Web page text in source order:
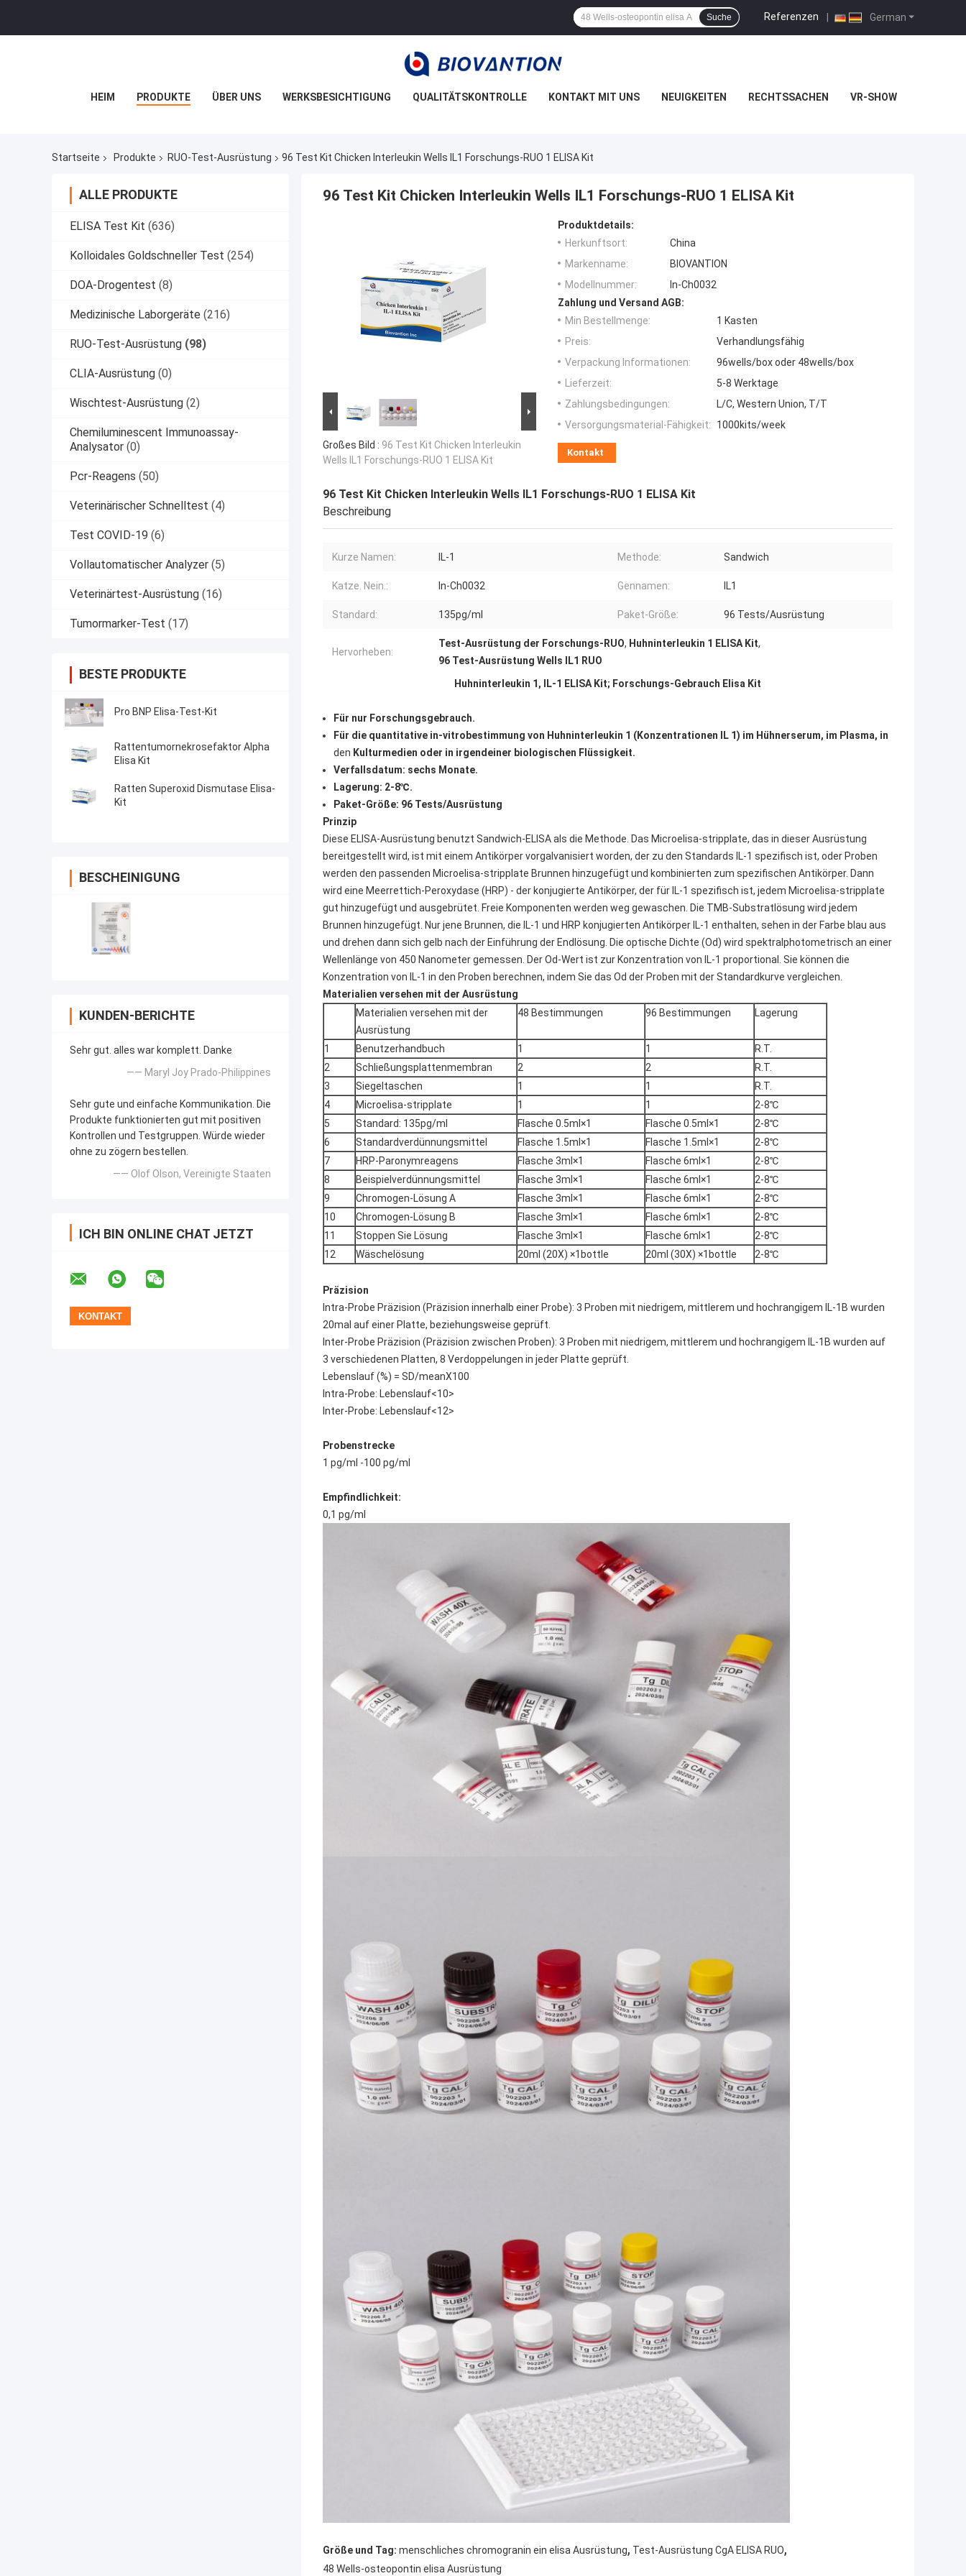
German
Referenzen |
Suche
HEIM PRODUKTE ÜBER UNS WERKSBESICHTIGUNG QUALITÄTSKONTROLLE KONTAKT MIT UNS NEUIGKEITEN RECHTSSACHEN VR-SHOW
Startseite Produkte RUO-Test-Ausrüstung 96 Test Kit Chicken Interleukin Wells IL1 Forschungs-RUO 1 ELISA Kit
ALLE PRODUKTE
ELISA Test Kit (636)
Kolloidales Goldschneller Test (254)
DOA-Drogentest (8)
Medizinische Laborgeräte (216)
RUO-Test-Ausrüstung (98)
CLIA-Ausrüstung (0)
Wischtest-Ausrüstung (2)
Chemiluminescent Immunoassay-
Analysator (0)
Pcr-Reagens (50)
Veterinärischer Schnelltest (4)
Test COVID-19 (6)
Vollautomatischer Analyzer (5)
Veterinärtest-Ausrüstung (16)
Tumormarker-Test (17)
BESTE PRODUKTE
Pro BNP Elisa-Test-Kit
Rattentumornekrosefaktor Alpha
Elisa Kit
Ratten Superoxid Dismutase Elisa-
Kit
BESCHEINIGUNG
KUNDEN-BERICHTE
Sehr gut. alles war komplett. Danke
—— Maryl Joy Prado-Philippines
Sehr gute und einfache Kommunikation. Die
Produkte funktionierten gut mit positiven
Kontrollen und Testgruppen. Würde wieder
ohne zu zögern bestellen.
—— Olof Olson, Vereinigte Staaten
ICH BIN ONLINE CHAT JETZT
96 Test Kit Chicken Interleukin Wells IL1 Forschungs-RUO 1 ELISA Kit
Großes Bild : 96 Test Kit Chicken Interleukin
Wells IL1 Forschungs-RUO 1 ELISA Kit
Produktdetails:
Herkunftsort:
China
Markenname:
BIOVANTION
Modellnummer:
In-Ch0032
Zahlung und Versand AGB:
Min Bestellmenge:
1 Kasten
Preis:
Verhandlungsfähig
Verpackung Informationen:
96wells/box oder 48wells/box
Lieferzeit:
5-8 Werktage
Zahlungsbedingungen:
L/C, Western Union, T/T
Versorgungsmaterial-Fähigkeit:
1000kits/week
Kontakt
96 Test Kit Chicken Interleukin Wells IL1 Forschungs-RUO 1 ELISA Kit
Beschreibung
Kurze Namen: IL-1 Methode: Sandwich
Katze. Nein.: In-Ch0032 Gennamen: IL1
Standard: 135pg/ml Paket-Größe: 96 Tests/Ausrüstung
Hervorheben:
Test-Ausrüstung der Forschungs-RUO, Huhninterleukin 1 ELISA Kit,
96 Test-Ausrüstung Wells IL1 RUO
Huhninterleukin 1, IL-1 ELISA Kit; Forschungs-Gebrauch Elisa Kit
Für nur Forschungsgebrauch.
Für die quantitative in-vitrobestimmung von Huhninterleukin 1 (Konzentrationen IL 1) im Hühnerserum, im Plasma, in
den Kulturmedien oder in irgendeiner biologischen Flüssigkeit.
Verfallsdatum: sechs Monate.
Lagerung: 2-8℃.
Paket-Größe: 96 Tests/Ausrüstung
Prinzip
Diese ELISA-Ausrüstung benutzt Sandwich-ELISA als die Methode. Das Microelisa-stripplate, das in dieser Ausrüstung
bereitgestellt wird, ist mit einem Antikörper vorgalvanisiert worden, der zu den Standards IL-1 spezifisch ist, oder Proben
werden den passenden Microelisa-stripplate Brunnen hinzugefügt und kombinierten zum spezifischen Antikörper. Dann
wird eine Meerrettich-Peroxydase (HRP) - der konjugierte Antikörper, der für IL-1 spezifisch ist, jedem Microelisa-stripplate
gut hinzugefügt und ausgebrütet. Freie Komponenten werden weg gewaschen. Die TMB-Substratlösung wird jedem
Brunnen hinzugefügt. Nur jene Brunnen, die IL-1 und HRP konjugierten Antikörper IL-1 enthalten, sehen in der Farbe blau aus
und drehen dann sich gelb nach der Einführung der Endlösung. Die optische Dichte (Od) wird spektralphotometrisch an einer
Wellenlänge von 450 Nanometer gemessen. Der Od-Wert ist zur Konzentration von IL-1 proportional. Sie können die
Konzentration von IL-1 in den Proben berechnen, indem Sie das Od der Proben mit der Standardkurve vergleichen.
Materialien versehen mit der Ausrüstung
Materialien versehen mit der
Ausrüstung
48 Bestimmungen 96 Bestimmungen Lagerung
1 Benutzerhandbuch 1 1
R.T.
2
Schließungsplattenmembran 2 2
R.T.
3
Siegeltaschen 1 1
R.T.
4
Microelisa-stripplate 1 1
2-8℃
5
Standard: 135pg/ml Flasche 0.5ml×1 Flasche 0.5ml×1
2-8℃
6
Standardverdünnungsmittel Flasche 1.5ml×1 Flasche 1.5ml×1
2-8℃
7
HRP-Paronymreagens Flasche 3ml×1 Flasche 6ml×1
2-8℃
8
Beispielverdünnungsmittel Flasche 3ml×1 Flasche 6ml×1
2-8℃
9
Chromogen-Lösung A Flasche 3ml×1 Flasche 6ml×1
2-8℃
10
Chromogen-Lösung B Flasche 3ml×1 Flasche 6ml×1
2-8℃
11
Stoppen Sie Lösung Flasche 3ml×1 Flasche 6ml×1
2-8℃
12
Wäschelösung 20ml (20X) ×1bottle 20ml (30X) ×1bottle 2-8℃
Präzision
Intra-Probe Präzision (Präzision innerhalb einer Probe): 3 Proben mit niedrigem, mittlerem und hochrangigem IL-1B wurden
20mal auf einer Platte, beziehungsweise geprüft.
Inter-Probe Präzision (Präzision zwischen Proben): 3 Proben mit niedrigem, mittlerem und hochrangigem IL-1B wurden auf
3 verschiedenen Platten, 8 Verdoppelungen in jeder Platte geprüft.
Lebenslauf (%) = SD/meanX100
Intra-Probe: Lebenslauf<10>
Inter-Probe: Lebenslauf<12>
Probenstrecke
1 pg/ml -100 pg/ml
Empfindlichkeit:
0,1 pg/ml
Größe und Tag: menschliches chromogranin ein elisa Ausrüstung, Test-Ausrüstung CgA ELISA RUO,
48 Wells-osteopontin elisa Ausrüstung